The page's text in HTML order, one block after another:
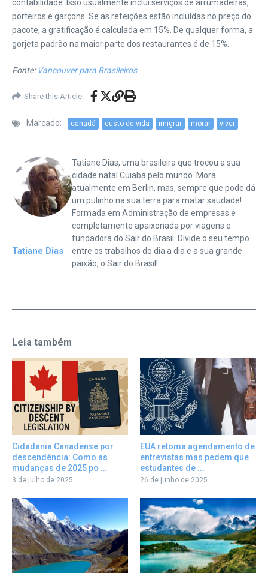
contabilidade. Isso usualmente inclui serviços de arrumadeiras,
porteiros e garçons. Se as refeições estão incluídas no preço do
pacote, a gratificação é calculada em 15%. De qualquer forma, a
gorjeta padrão na maior parte dos restaurantes é de 15%.
Fonte: Vancouver para Brasileiros
Share this Article
Marcado: canadá custo de vida imigrar morar viver
Tatiane Dias
Tatiane Dias, uma brasileira que trocou a sua
cidade natal Cuiabá pelo mundo. Mora
atualmente em Berlin, mas, sempre que pode dá
um pulinho na sua terra para matar saudade!
Formada em Administração de empresas e
completamente apaixonada por viagens e
fundadora do Sair do Brasil. Divide o seu tempo
entre os trabalhos do dia a dia e a sua grande
paixão, o Sair do Brasil!
Leia também
Cidadania Canadense por
descendência: Como as
mudanças de 2025 po ...
3 de julho de 2025
EUA retoma agendamento de
entrevistas mas pedem que
estudantes de ...
26 de junho de 2025